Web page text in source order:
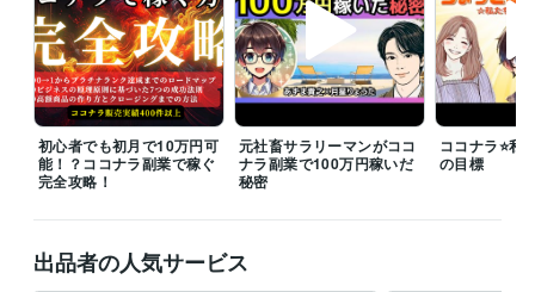
営業 / 個人営業 経験年数 : 10年
コンサルタント / 組織・人事コンサルタント 経験年数 : 10年
事務・ビジネスサポート / 事務（一般事務） 経験年数 : 10年
受賞歴
2022年度★ココナラのコンサル部門！ランキング第1位獲得
みんな
でココナラを成功する～コミュニティ運営 ココナラ電話相談の売り
方セミナーYoutube配信
きっかけがあれば人生が変わる　豊かな生き
資格・検定
初心者でも初月で10万円可
能！？ココナラ副業で稼ぐ
完全攻略！
元社畜サラリーマンがココ
ナラ副業で100万円稼いだ
秘密
ココナラ⭐️私
の目標
出品者の人気サービス